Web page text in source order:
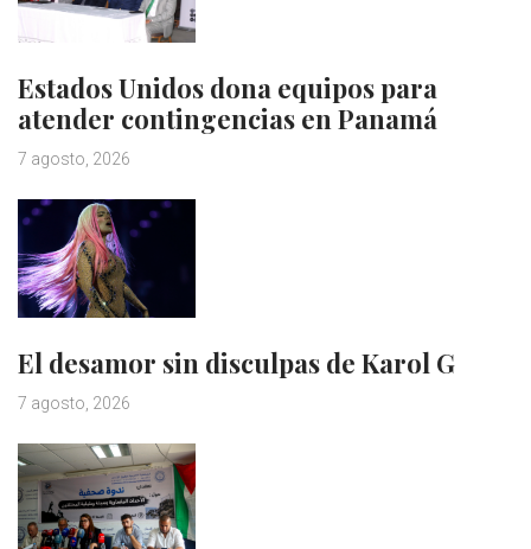
Estados Unidos dona equipos para
atender contingencias en Panamá
7 agosto, 2026
El desamor sin disculpas de Karol G
7 agosto, 2026